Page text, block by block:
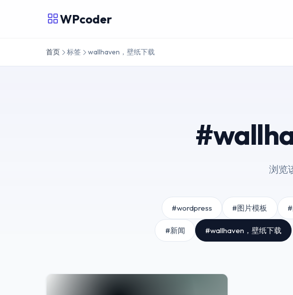
WPcoder
首页 标签 wallhaven，壁纸下载
浏览
#wordpress #图片模板
#新闻 #wallhaven，壁纸下载